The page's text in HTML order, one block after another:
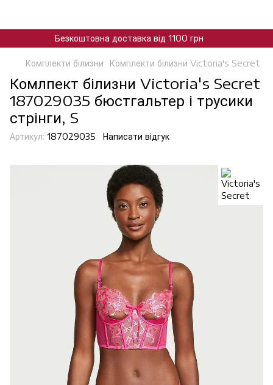
Безкоштовна доставка від 1100 грн
Комплекти білизни Комплекти білизни Victoria's Secret
Комлпект білизни Victoria's Secret
187029035 бюстгальтер і трусики
стрінги, S
Артикул: 187029035 Написати відгук